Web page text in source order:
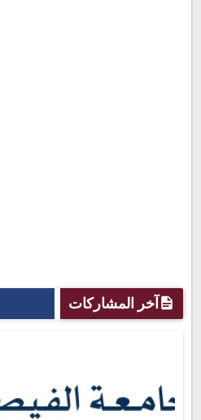
آخر المشاركات